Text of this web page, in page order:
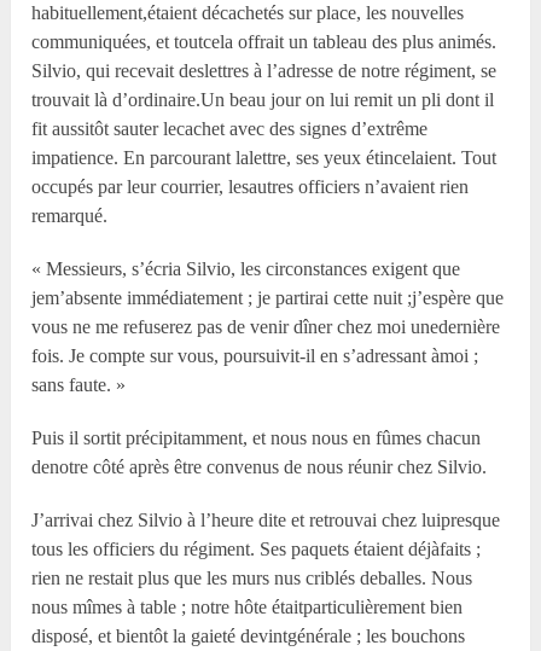
habituellement,étaient décachetés sur place, les nouvelles
communiquées, et toutcela offrait un tableau des plus animés.
Silvio, qui recevait deslettres à l’adresse de notre régiment, se
trouvait là d’ordinaire.Un beau jour on lui remit un pli dont il
fit aussitôt sauter lecachet avec des signes d’extrême
impatience. En parcourant lalettre, ses yeux étincelaient. Tout
occupés par leur courrier, lesautres officiers n’avaient rien
remarqué.
« Messieurs, s’écria Silvio, les circonstances exigent que
jem’absente immédiatement ; je partirai cette nuit ;j’espère que
vous ne me refuserez pas de venir dîner chez moi unedernière
fois. Je compte sur vous, poursuivit-il en s’adressant àmoi ;
sans faute. »
Puis il sortit précipitamment, et nous nous en fûmes chacun
denotre côté après être convenus de nous réunir chez Silvio.
J’arrivai chez Silvio à l’heure dite et retrouvai chez luipresque
tous les officiers du régiment. Ses paquets étaient déjàfaits ;
rien ne restait plus que les murs nus criblés deballes. Nous
nous mîmes à table ; notre hôte étaitparticulièrement bien
disposé, et bientôt la gaieté devintgénérale ; les bouchons